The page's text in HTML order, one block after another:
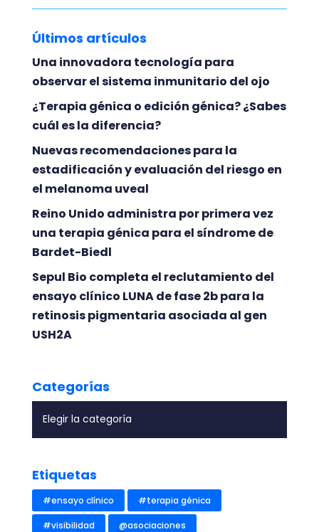
Últimos artículos
Una innovadora tecnología para
observar el sistema inmunitario del ojo
¿Terapia génica o edición génica? ¿Sabes
cuál es la diferencia?
Nuevas recomendaciones para la
estadificación y evaluación del riesgo en
el melanoma uveal
Reino Unido administra por primera vez
una terapia génica para el síndrome de
Bardet-Biedl
Sepul Bio completa el reclutamiento del
ensayo clínico LUNA de fase 2b para la
retinosis pigmentaria asociada al gen
USH2A
Categorías
Etiquetas
#ensayo clínico #terapia génica
#visibilidad @asociaciones